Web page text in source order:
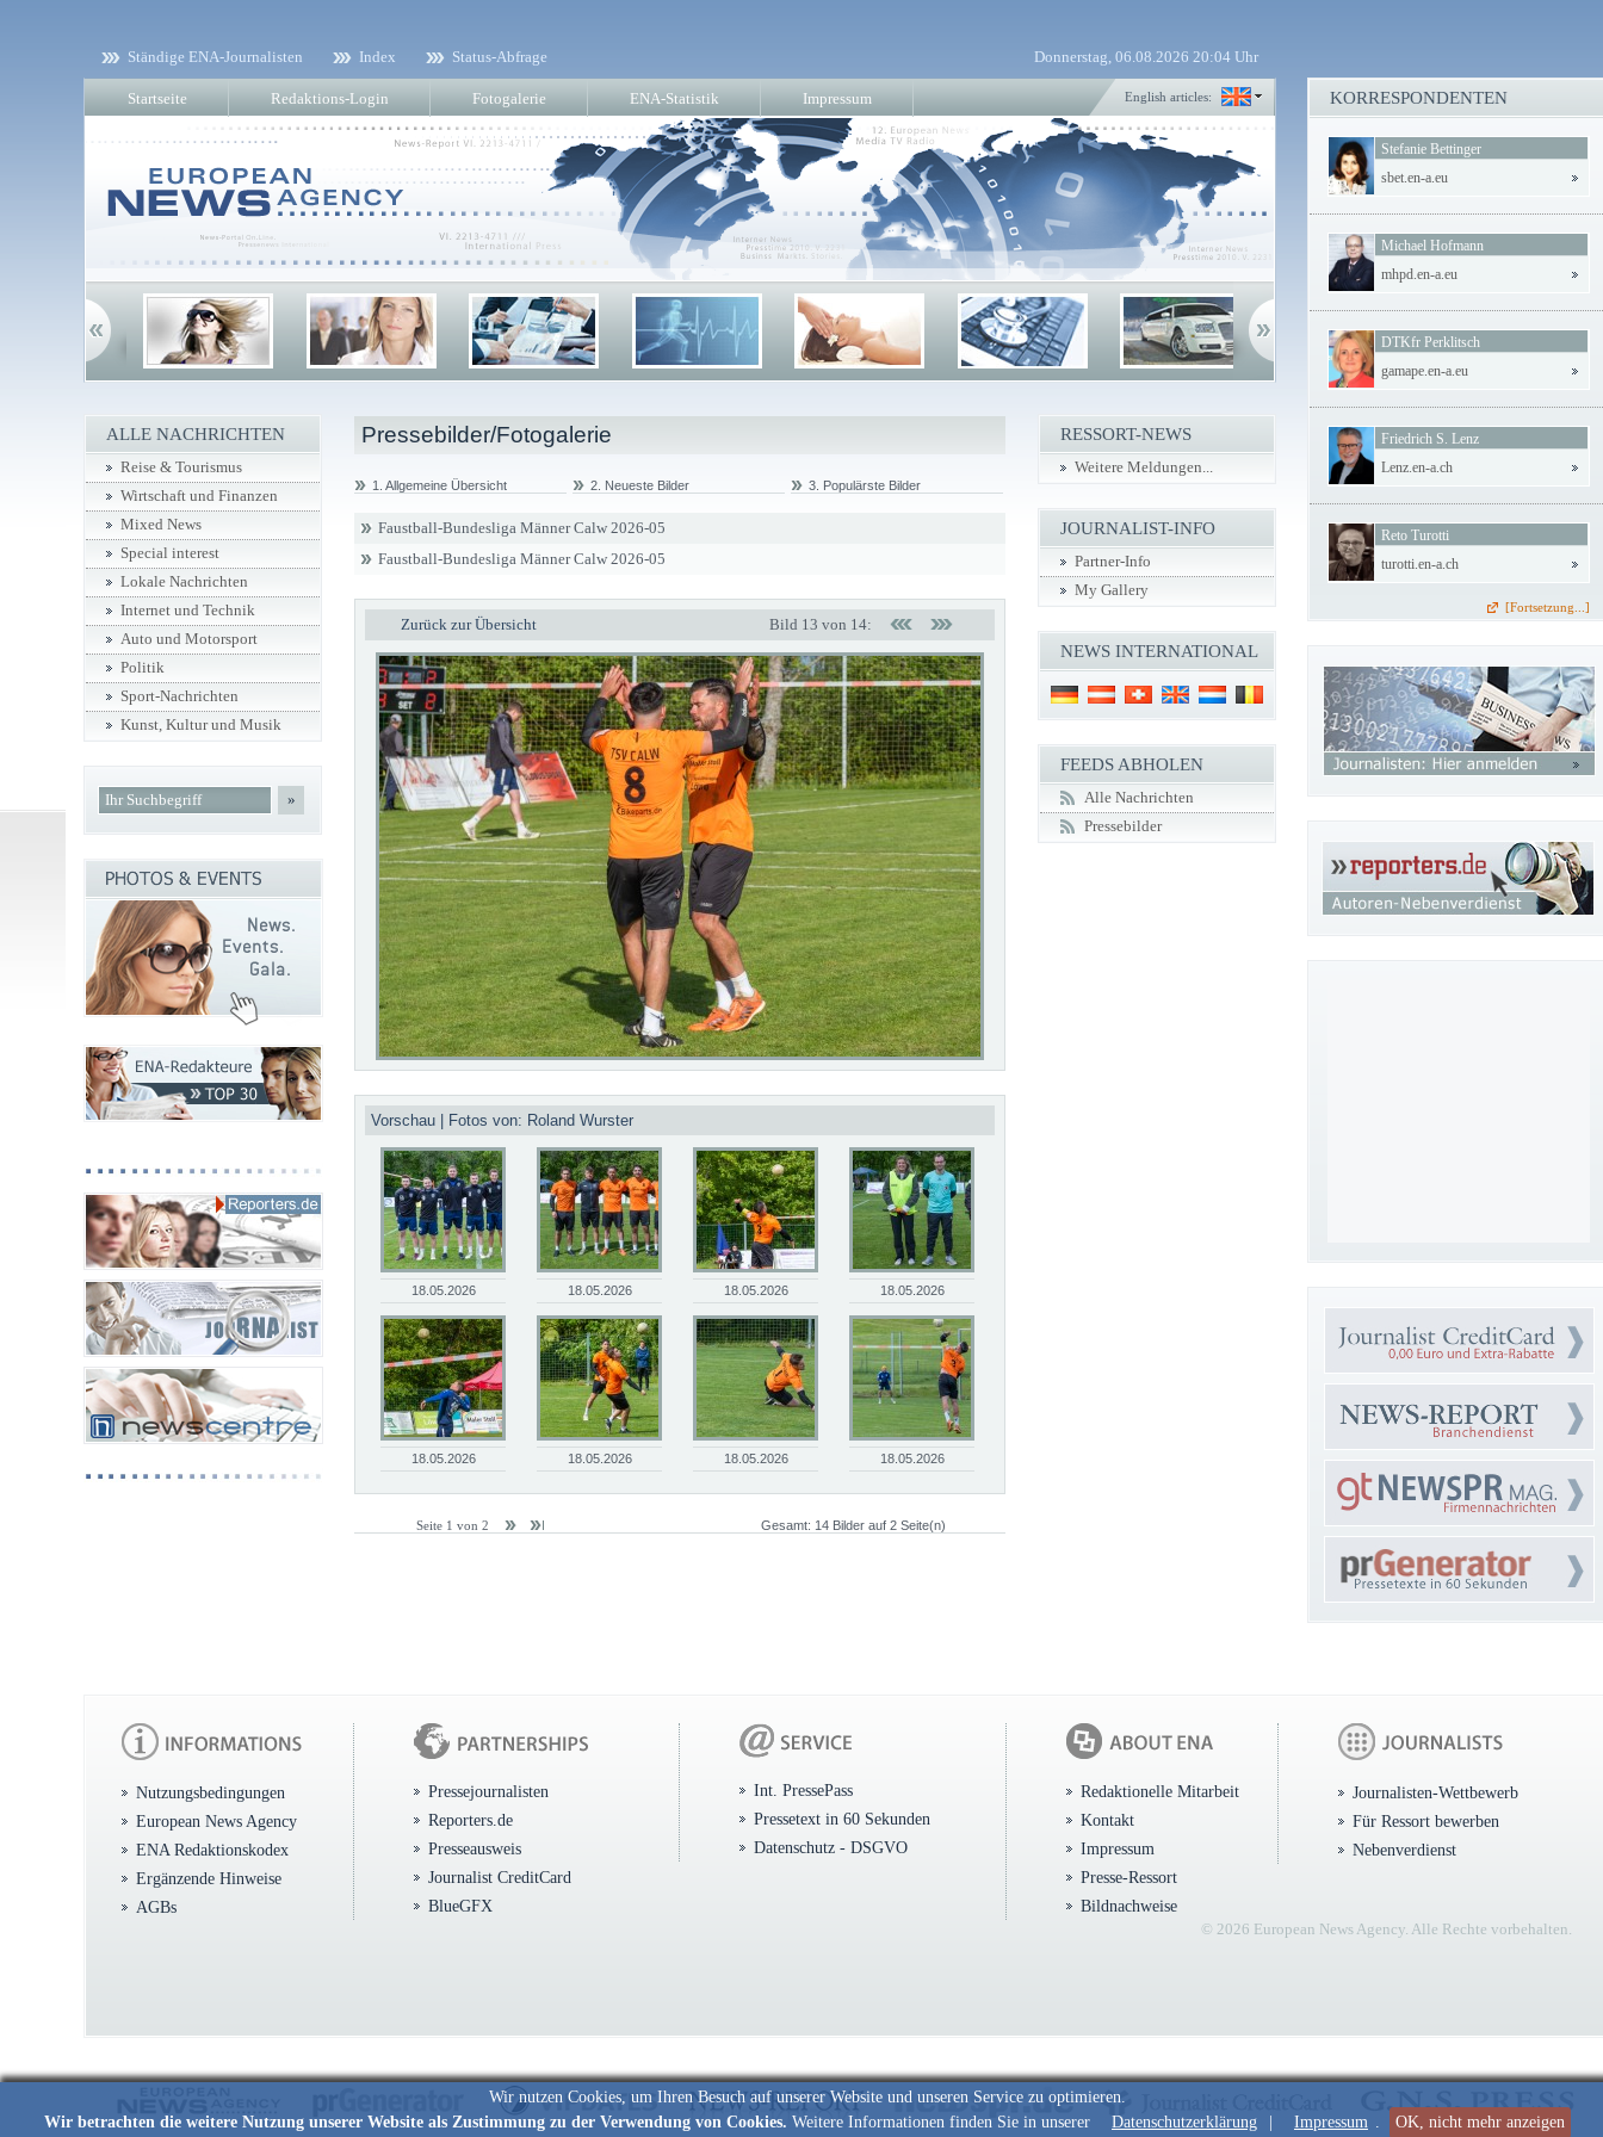
Wir nutzen Cookies, um Ihren Besuch auf unserer Website und unseren Service zu optimieren.
Wir betrachten die weitere Nutzung unserer Website als Zustimmung zu der Verwendung von Cookies. Weitere Informationen finden Sie in unserer Datenschutzerklärung Impressum . OK, nicht mehr anzeigen
Ständige ENA-Journalisten Index Status-Abfrage Donnerstag, 06.08.2026 20:04 Uhr
Startseite Redaktions-Login Fotogalerie ENA-Statistik Impressum English articles:
Pressebilder/Fotogalerie
1. Allgemeine Übersicht 2. Neueste Bilder 3. Populärste Bilder
Faustball-Bundesliga Männer Calw 2026-05
Faustball-Bundesliga Männer Calw 2026-05
Zurück zur Übersicht Bild 13 von 14:
Vorschau | Fotos von: Roland Wurster
18.05.2026 18.05.2026 18.05.2026 18.05.2026
18.05.2026 18.05.2026 18.05.2026 18.05.2026
Seite 1 von 2 Gesamt: 14 Bilder auf 2 Seite(n)
ALLE NACHRICHTEN
Reise & Tourismus
Wirtschaft und Finanzen
Mixed News
Special interest
Lokale Nachrichten
Internet und Technik
Auto und Motorsport
Politik
Sport-Nachrichten
Kunst, Kultur und Musik
»
RESSORT-NEWS
Weitere Meldungen...
JOURNALIST-INFO
Partner-Info
My Gallery
NEWS INTERNATIONAL
FEEDS ABHOLEN
Alle Nachrichten
Pressebilder
KORRESPONDENTEN
Stefanie Bettinger
sbet.en-a.eu
Michael Hofmann
mhpd.en-a.eu
DTKfr Perklitsch
gamape.en-a.eu
Friedrich S. Lenz
Lenz.en-a.ch
Reto Turotti
turotti.en-a.ch
[Fortsetzung...]
Nutzungsbedingungen
European News Agency
ENA Redaktionskodex
Ergänzende Hinweise
AGBs
Pressejournalisten
Reporters.de
Presseausweis
Journalist CreditCard
BlueGFX
Int. PressePass
Pressetext in 60 Sekunden
Datenschutz - DSGVO
Redaktionelle Mitarbeit
Kontakt
Impressum
Presse-Ressort
Bildnachweise
Journalisten-Wettbewerb
Für Ressort bewerben
Nebenverdienst
© 2026 European News Agency. Alle Rechte vorbehalten.